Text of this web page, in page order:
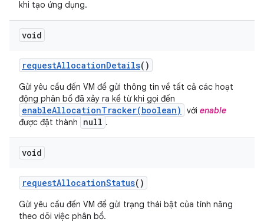
khi tạo ứng dụng.
void
requestAllocationDetails()
Gửi yêu cầu đến VM để gửi thông tin về tất cả các hoạt
động phân bổ đã xảy ra kể từ khi gọi đến
enableAllocationTracker(boolean) với enable
được đặt thành
null .
void
requestAllocationStatus()
Gửi yêu cầu đến VM để gửi trạng thái bật của tính năng
theo dõi việc phân bổ.